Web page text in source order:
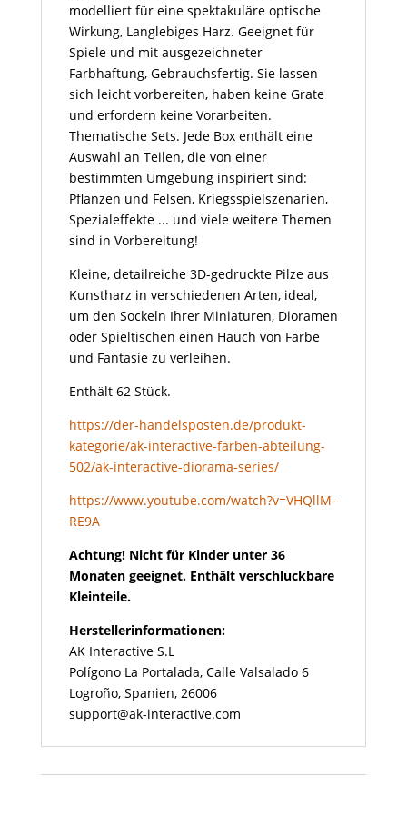
modelliert für eine spektakuläre optische
Wirkung, Langlebiges Harz. Geeignet für
Spiele und mit ausgezeichneter
Farbhaftung, Gebrauchsfertig. Sie lassen
sich leicht vorbereiten, haben keine Grate
und erfordern keine Vorarbeiten.
Thematische Sets. Jede Box enthält eine
Auswahl an Teilen, die von einer
bestimmten Umgebung inspiriert sind:
Pflanzen und Felsen, Kriegsspielszenarien,
Spezialeffekte ... und viele weitere Themen
sind in Vorbereitung!
Kleine, detailreiche 3D-gedruckte Pilze aus
Kunstharz in verschiedenen Arten, ideal,
um den Sockeln Ihrer Miniaturen, Dioramen
oder Spieltischen einen Hauch von Farbe
und Fantasie zu verleihen.
Enthält 62 Stück.
https://der-handelsposten.de/produkt-
kategorie/ak-interactive-farben-abteilung-
502/ak-interactive-diorama-series/
https://www.youtube.com/watch?v=VHQllM-
RE9A
Achtung! Nicht für Kinder unter 36
Monaten geeignet. Enthält verschluckbare
Kleinteile.
Herstellerinformationen:
AK Interactive S.L
Polígono La Portalada, Calle Valsalado 6
Logroño, Spanien, 26006
support@ak-interactive.com